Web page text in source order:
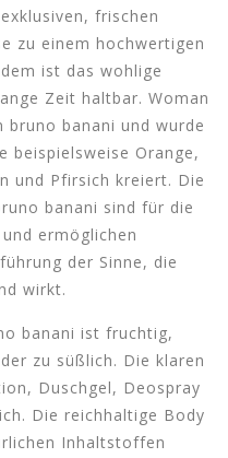
frischen
zu einem hochwertigen
ist das wohlige
Zeit haltbar. Woman
banani und wurde
Orange,
und Pfirsich kreiert. Die
banani sind für die
ermöglichen
der Sinne, die
wirkt.
banani ist fruchtig,
zu süßlich. Die klaren
Duschgel, Deospray
Die reichhaltige Body
Inhaltstoffen